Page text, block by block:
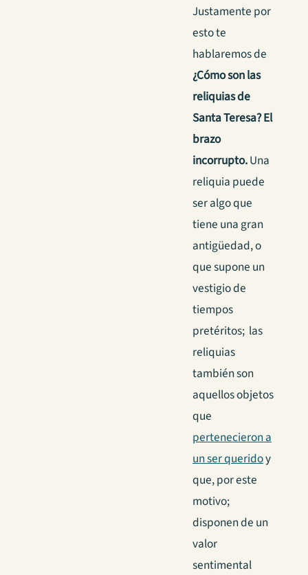
Justamente por
esto te
hablaremos de
¿Cómo son las
reliquias de
Santa Teresa? El
brazo
incorrupto.Una
reliquia puede
ser algo que
tiene una gran
antigüedad, o
que supone un
vestigio de
tiempos
pretéritos; las
reliquias
también son
aquellos objetos
que
pertenecieron a
un ser queridoy
que, por este
motivo;
disponen de un
valor
sentimental